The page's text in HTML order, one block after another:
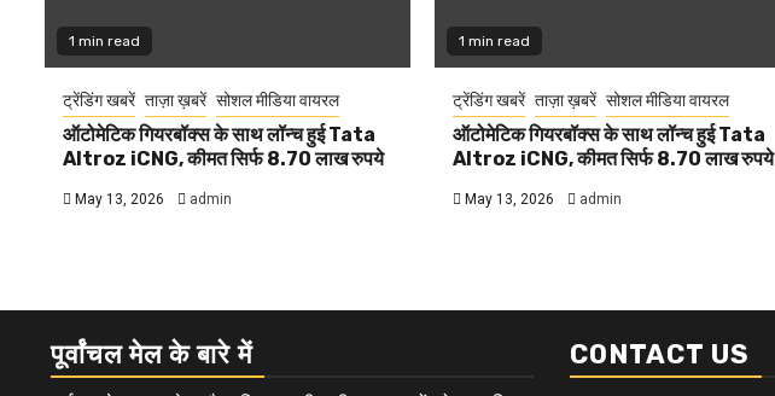
1 min read
ट्रेंडिंग खबरें ताज़ा ख़बरें सोशल मीडिया वायरल
ऑटोमेटिक गियरबॉक्स के साथ लॉन्च हुई Tata
Altroz iCNG, कीमत सिर्फ 8.70 लाख रुपये
May 13, 2026 admin
1 min read
ट्रेंडिंग खबरें ताज़ा ख़बरें सोशल मीडिया वायरल
ऑटोमेटिक गियरबॉक्स के साथ लॉन्च हुई Tata
Altroz iCNG, कीमत सिर्फ 8.70 लाख रुपये
May 13, 2026 admin
पूर्वांचल मेल के बारे में CONTACT US